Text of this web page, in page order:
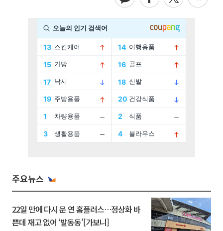
주요뉴스
22일 만에 다시 문 연 홈플러스…정상화 바
쁜데 재고 없어 ‘발동동’[가보니]